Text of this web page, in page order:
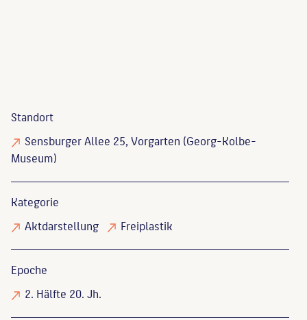
Standort
Sensburger Allee 25, Vorgarten (Georg-Kolbe-
Museum)
Kategorie
Aktdarstellung
Freiplastik
Epoche
2. Hälfte 20. Jh.